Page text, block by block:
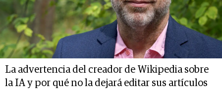
La advertencia del creador de Wikipedia sobre
la IA y por qué no la dejará editar sus artículos